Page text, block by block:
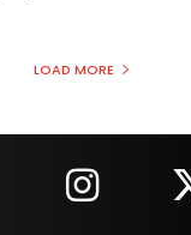
LOAD MORE